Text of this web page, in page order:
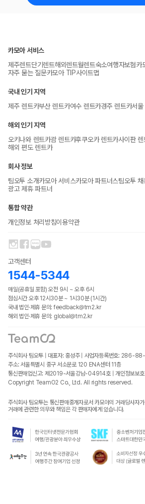
카모아 서비스
제주렌트단기렌트해외렌트월렌트숙소여행자보험카
자주 묻는 질문카모아 TIP사이트맵
국내 인기 지역
제주 렌트카부산 렌트카여수 렌트카경주 렌트카서울
해외 인기 지역
오키나와 렌트카괌 렌트카후쿠오카 렌트카사이판 렌
해외 편도 렌트카
회사 정보
팀오투 소개카모아 서비스카모아 파트너스팀오투 채
광고 제휴 파트너
통합 약관
개인정보 처리방침이용약관
고객센터
1544-5344
매일(공휴일 포함) 오전 9시 ~ 오후 6시
점심시간 오후 12시30분 ~ 1시30분 (1시간)
국내 법인·제휴 문의: feedback@tm2.kr
해외 법인·제휴 문의: global@tm2.kr
주식회사 팀오투 | 대표자: 홍성주 | 사업자등록번호: 286-
주소: 서울특별시 중구 서소문로 120 ENA센터 11층
통신판매업신고: 제2019-서울강남-04914호 | 개인정보보호
Copyright TeamO2 Co., Ltd. All rights reserved.
주식회사 팀오투는 통신판매중개자로서 카모아의 거래당사자
거래에 관련한 의무와 책임은 각 판매자에게 있습니다.